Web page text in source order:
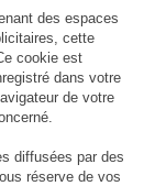
des espaces
cette
cookie est
dans votre
de votre
diffusées par des
réserve de vos